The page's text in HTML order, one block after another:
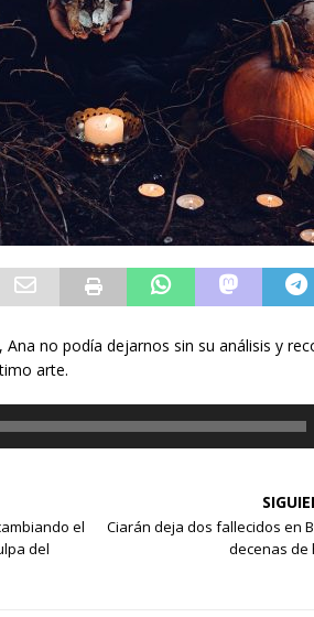
no podía dejarnos sin su análisis y
arte.
el
del
Ciarán deja dos fallecidos en
decenas de